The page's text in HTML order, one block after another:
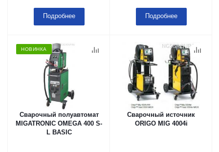
Подробнее Подробнее
НОВИНКА
Сварочный полуавтомат
MIGATRONIC OMEGA 400 S-
L BASIC
Сварочный источник
ORIGO MIG 4004i